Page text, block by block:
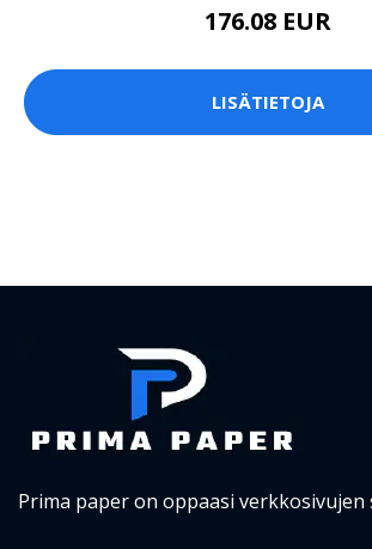
176.08 EUR
LISÄTIETOJA
Prima paper on oppaasi